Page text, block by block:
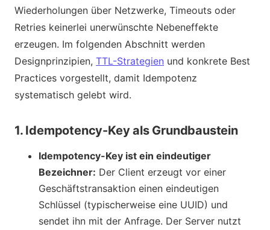
Wiederholungen über Netzwerke, Timeouts oder
Retries keinerlei unerwünschte Nebeneffekte
erzeugen. Im folgenden Abschnitt werden
Designprinzipien, TTL-Strategien und konkrete Best
Practices vorgestellt, damit Idempotenz
systematisch gelebt wird.
1. Idempotency-Key als Grundbaustein
Idempotency-Key ist ein eindeutiger
Bezeichner: Der Client erzeugt vor einer
Geschäftstransaktion einen eindeutigen
Schlüssel (typischerweise eine UUID) und
sendet ihn mit der Anfrage. Der Server nutzt